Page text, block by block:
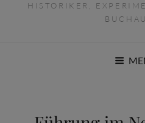
HISTORIKER,